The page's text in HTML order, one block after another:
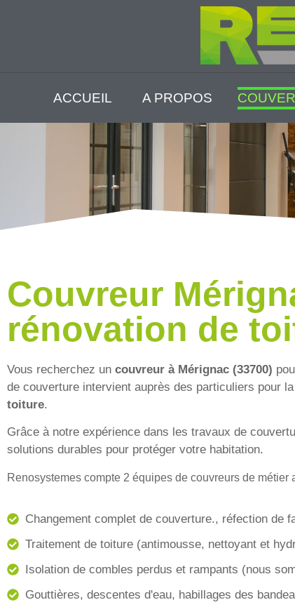
ACCUEIL A PROPOS
Couvreur
rénovation de
Vous recherchez un couvreur à Mérignac (33700)
de couverture intervient auprès des particuliers pour la
toiture.
Grâce à notre expérience dans les travaux de
solutions durables pour protéger votre habitation.
Renosystemes compte 2 équipes de couvreurs de métier
Changement complet de couverture., réfection de
Traitement de toiture (antimousse, nettoyant et
Isolation de combles perdus et rampants (nous
Gouttières, descentes d'eau, habillages des